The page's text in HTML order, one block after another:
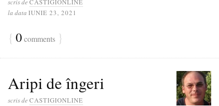
scris de CASTIGIONLINE
la data IUNIE 23, 2021
{ 0comments }
Aripi de îngeri
scris de CASTIGIONLINE